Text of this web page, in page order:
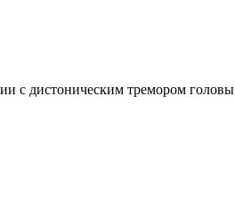
с дистоническим тремором головы